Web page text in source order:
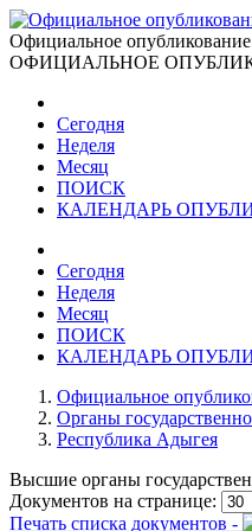
Официальное
ОФИЦИАЛЬНОЕ
Сегодня
Неделя
Месяц
ПОИСК
КАЛЕНДАРЬ
Сегодня
Неделя
Месяц
ПОИСК
КАЛЕНДАРЬ
Официальное
Органы
Республика Адыгея
Высшие органы
Документов на странице:
Печать списка документов -